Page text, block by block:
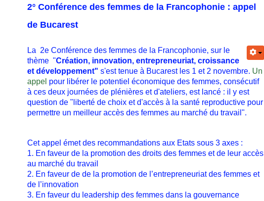
2° Conférence des femmes de la Francophonie : appel
de Bucarest
La 2e Conférence des femmes de la Francophonie, sur le
thème "Création, innovation, entrepreneuriat, croissance
et développement" s'est tenue à Bucarest les 1 et 2 novembre. Un
appel pour libérer le potentiel économique des femmes, consécutif
à ces deux journées de plénières et d'ateliers, est lancé : il y est
question de "liberté de choix et d'accès à la santé reproductive pour
permettre un meilleur accès des femmes au marché du travail".
Cet appel émet des recommandations aux Etats sous 3 axes :
1. En faveur de la promotion des droits des femmes et de leur accès
au marché du travail
2. En faveur de de la promotion de l’entrepreneuriat des femmes et
de l’innovation
3. En faveur du leadership des femmes dans la gouvernance